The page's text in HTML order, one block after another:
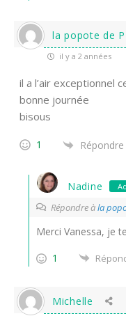
la popote de
il y a 2 années
il a l’air exceptionnel
bonne journée
bisous
1 Répondre
Nadine
Répondre àla
Merci Vanessa, je
1
Michelle